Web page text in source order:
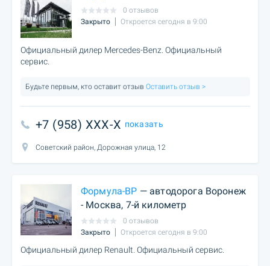
0 отзывов
Закрыто
Откроется сегодня в 9:00
Официальный дилер Mercedes-Benz. Официальный
сервис.
Будьте первым, кто оставит отзыв Оставить отзыв >
+7 (958) XXX-X показать
Советский район, Дорожная улица, 12
Формула-ВР — автодорога Воронеж
- Москва, 7-й километр
0 отзывов
Закрыто
Откроется сегодня в 9:00
Официальный дилер Renault. Официальный сервис.